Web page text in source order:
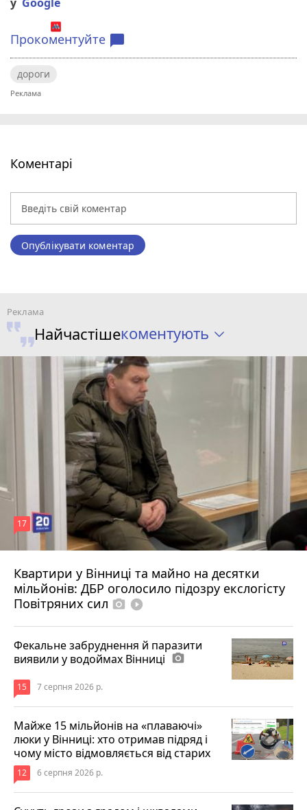
Прокоментуйте chat_bubble
дороги
Коментарі
Опублікувати коментар
Найчастішекоментують
Квартири у Вінниці та майно на десятки
мільйонів: ДБР оголосило підозру екслогісту
Повітряних сил photo_camera play_circle_filled
17
6 серпня 2026 р.
Фекальне забруднення й паразити
виявили у водоймах Вінниці photo_camera
15 7 серпня 2026 р.
Майже 15 мільйонів на «плаваючі»
люки у Вінниці: хто отримав підряд і
чому місто відмовляється від старих
12 6 серпня 2026 р.